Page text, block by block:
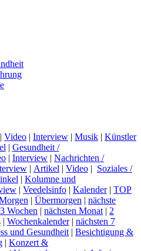
| Video | Interview | Musik | Künstler
| Gesundheit /
| Interview | Nachrichten /
| Artikel | Video | Soziales /
| Kolumne und
| Veedelsinfo | Kalender| TOP
| Übermorgen | nächste
Wochen | nächsten Monat | 2
| Wochenkalender| nächsten 7
und Gesundheit | Besichtigung &
| Konzert &